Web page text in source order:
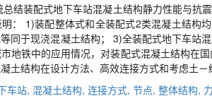
总结装配式地下车站混凝土结构静力性能与抗
：
1)装配整体式和全装配式2类混凝土结构
同于现浇混凝土结构；
3)全装配式地下车站
地铁中的应用情况，对装配式混凝土结构在
土结构在设计方法、高效连接方式和考虑土
车站, 混凝土结构, 连接方式, 节点, 整体结构,